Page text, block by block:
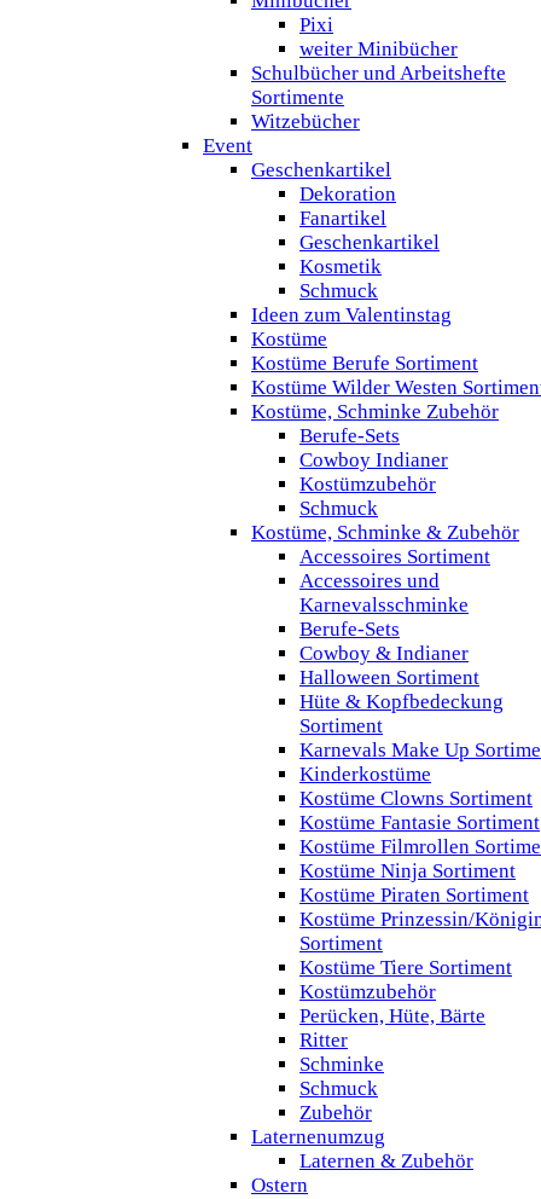
Pixi
weiter Minibücher
Schulbücher und Arbeitshefte
Sortimente
Witzebücher
Event
Geschenkartikel
Dekoration
Fanartikel
Geschenkartikel
Kosmetik
Schmuck
Ideen zum Valentinstag
Kostüme
Kostüme Berufe Sortiment
Kostüme Wilder Westen
Kostüme, Schminke Zubehör
Berufe-Sets
Cowboy Indianer
Kostümzubehör
Schmuck
Kostüme, Schminke & Zubehör
Accessoires Sortiment
Accessoires und
Karnevalsschminke
Berufe-Sets
Cowboy & Indianer
Halloween Sortiment
Hüte & Kopfbedeckung
Sortiment
Karnevals Make Up
Kinderkostüme
Kostüme Clowns Sortiment
Kostüme Fantasie Sortiment
Kostüme Filmrollen
Kostüme Ninja Sortiment
Kostüme Piraten Sortiment
Kostüme Prinzessin/
Sortiment
Kostüme Tiere Sortiment
Kostümzubehör
Perücken, Hüte, Bärte
Ritter
Schminke
Schmuck
Zubehör
Laternenumzug
Laternen & Zubehör
Ostern